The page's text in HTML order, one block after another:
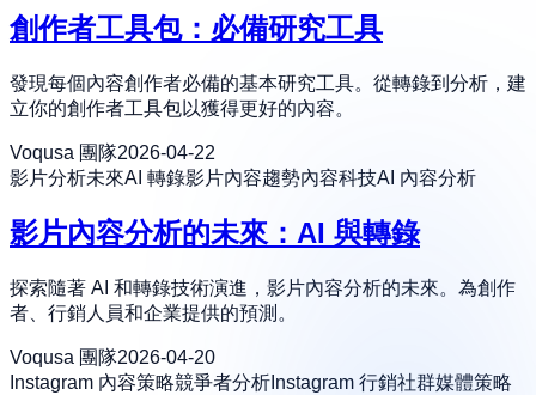
創作者工具包：必備研究工具
發現每個內容創作者必備的基本研究工具。從轉錄到分析，建
立你的創作者工具包以獲得更好的內容。
Voqusa 團隊2026-04-22
影片分析未來AI 轉錄影片內容趨勢內容科技AI 內容分析
影片內容分析的未來：AI 與轉錄
探索隨著 AI 和轉錄技術演進，影片內容分析的未來。為創作
者、行銷人員和企業提供的預測。
Voqusa 團隊2026-04-20
Instagram 內容策略競爭者分析 Instagram 行銷社群媒體策略